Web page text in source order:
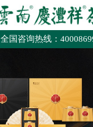
全国咨询热线：